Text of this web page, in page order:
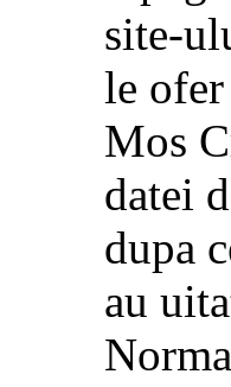
site-
le
Mos
datei
dupa
au